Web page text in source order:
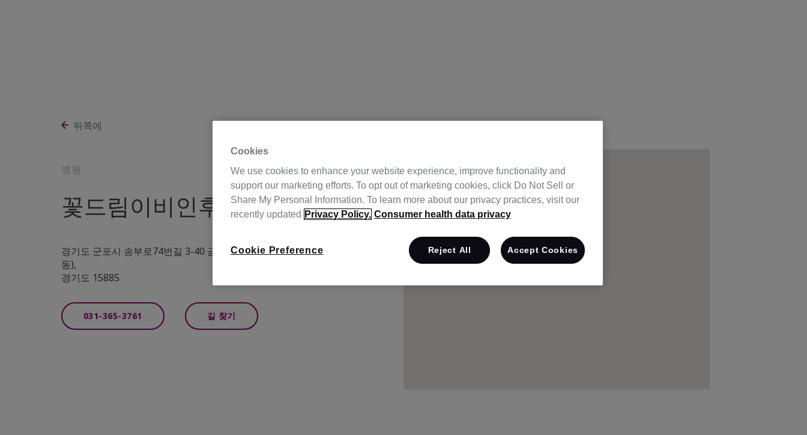
뒤쪽에
병원
꽃드림이비인후과의원
경기도 군포시 송부로74번길 3-40 금강프라자 204,205,206호 (도마교
동),
경기도 15885
031-365-3761 길 찾기
Cookies
We use cookies to enhance your website experience, improve functionality and
support our marketing efforts. To opt out of marketing cookies, click Do Not Sell or
Share My Personal Information. To learn more about our privacy practices, visit our
recently updated Privacy Policy. Consumer health data privacy
Cookie Preference Reject All Accept Cookies